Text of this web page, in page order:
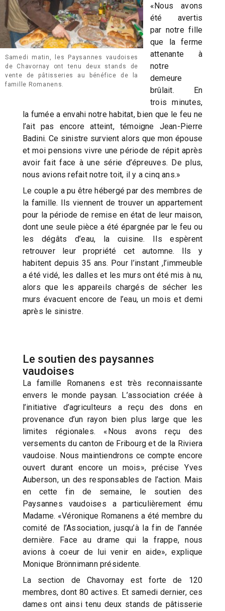
Samedi matin, les Paysannes vaudoises
de Chavornay ont tenu deux stands de
vente de pâtisseries au bénéfice de la
famille Romanens.
«Nous avons
été avertis
par notre fille
que la ferme
attenante à
notre
demeure
brûlait. En
trois minutes,
la fumée a envahi notre habitat, bien que le feu ne
l’ait pas encore atteint, témoigne Jean-Pierre
Badini. Ce sinistre survient alors que mon épouse
et moi pensions vivre une période de répit après
avoir fait face à une série d’épreuves. De plus,
nous avions refait notre toit, il y a cinq ans.»
Le couple a pu être hébergé par des membres de
la famille. Ils viennent de trouver un appartement
pour la période de remise en état de leur maison,
dont une seule pièce a été épargnée par le feu ou
les dégâts d’eau, la cuisine. Ils espèrent
retrouver leur propriété cet automne. Ils y
habitent depuis 35 ans. Pour l’instant ,l’immeuble
a été vidé, les dalles et les murs ont été mis à nu,
alors que les appareils chargés de sécher les
murs évacuent encore de l’eau, un mois et demi
après le sinistre.
Le soutien des paysannes
vaudoises
La famille Romanens est très reconnaissante
envers le monde paysan. L’association créée à
l’initiative d’agriculteurs a reçu des dons en
provenance d’un rayon bien plus large que les
limites régionales. «Nous avons reçu des
versements du canton de Fribourg et de la Riviera
vaudoise. Nous maintiendrons ce compte encore
ouvert durant encore un mois», précise Yves
Auberson, un des responsables de l’action. Mais
en cette fin de semaine, le soutien des
Paysannes vaudoises a particulièrement ému
Madame. «Véronique Romanens a été membre du
comité de l’Association, jusqu’à la fin de l’année
dernière. Face au drame qui la frappe, nous
avions à coeur de lui venir en aide», explique
Monique Brönnimann présidente.
La section de Chavornay est forte de 120
membres, dont 80 actives. Et samedi dernier, ces
dames ont ainsi tenu deux stands de pâtisserie